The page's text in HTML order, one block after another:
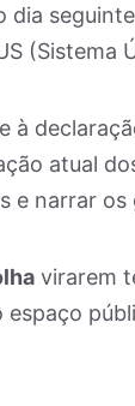
dia
(Sistema
à
atual
e narrar os
virarem